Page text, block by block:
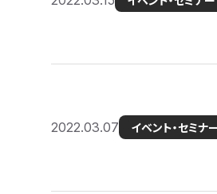
2022.03.07 イベント・セミナ